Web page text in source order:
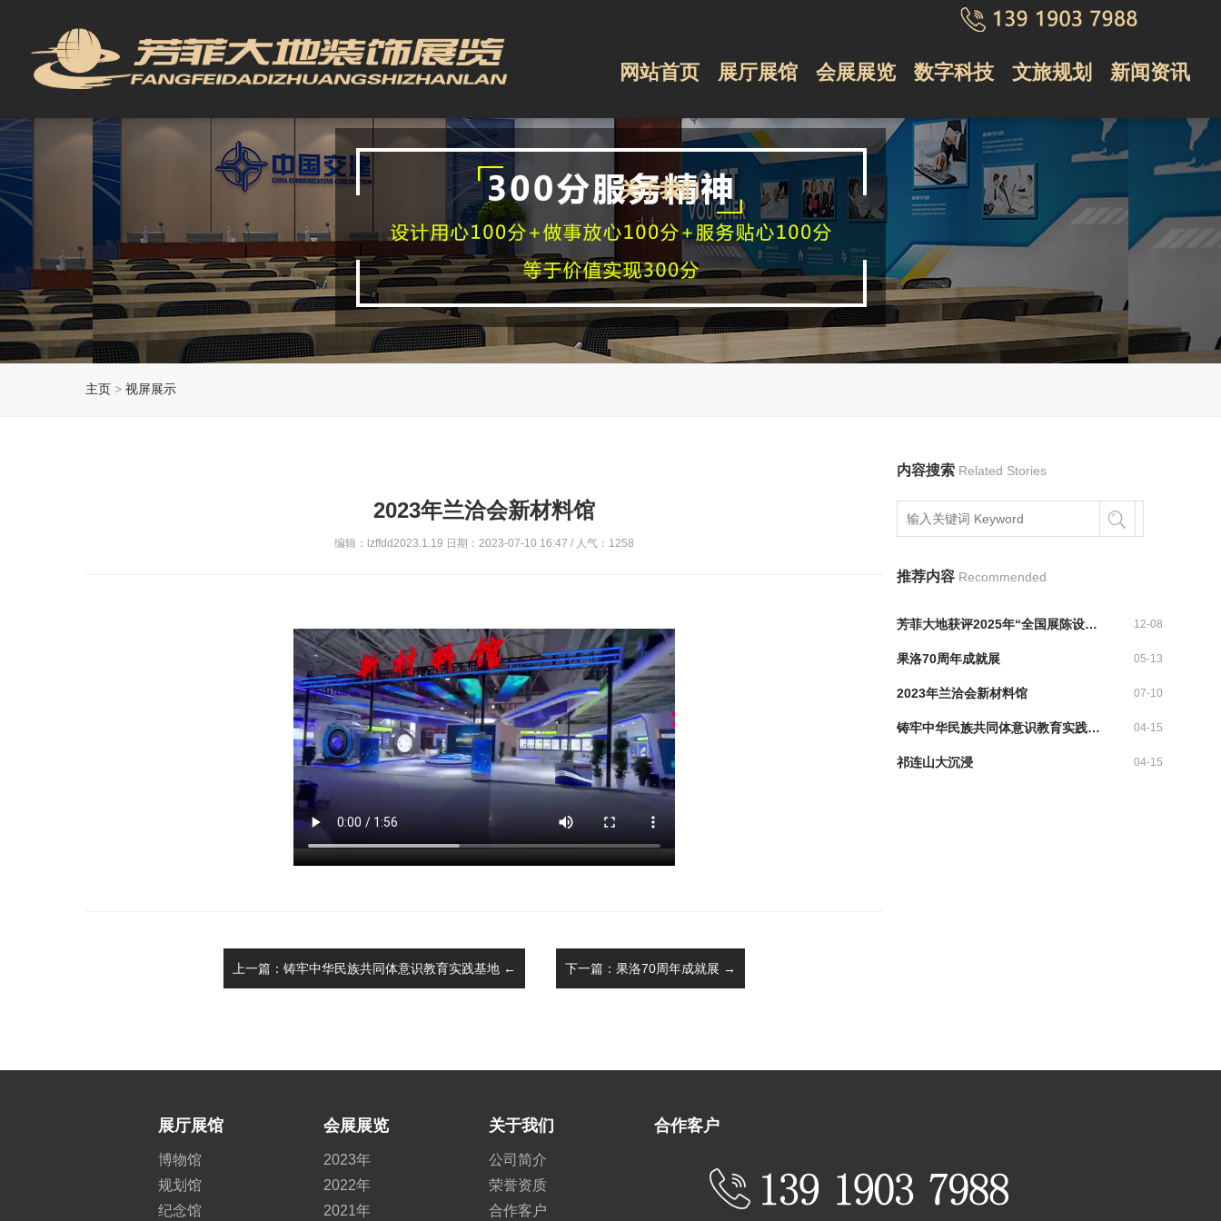
网站首页 展厅展馆 会展展览 数字科技 文旅规划 新闻资讯
关于我们
网站首页 展厅展馆 会展展览 数字科技 文旅规划 新闻资讯
关于我们
主页 >视屏展示
2023年兰洽会新材料馆
编辑：lzffdd2023.1.19 日期：2023-07-10 16:47 / 人气： 1258
上一篇：铸牢中华民族共同体意识教育实践基地 ← 下一篇：果洛70周年成就展 →
内容搜索 Related Stories
推荐内容 Recommended
芳菲大地获评2025年“全国展陈设计公司百强企业” 12-08
果洛70周年成就展 05-13
2023年兰洽会新材料馆 07-10
铸牢中华民族共同体意识教育实践基地 04-15
祁连山大沉浸 04-15
展厅展馆
博物馆
规划馆
纪念馆
会展展览
2023年
2022年
2021年
关于我们
公司简介
荣誉资质
合作客户
合作客户